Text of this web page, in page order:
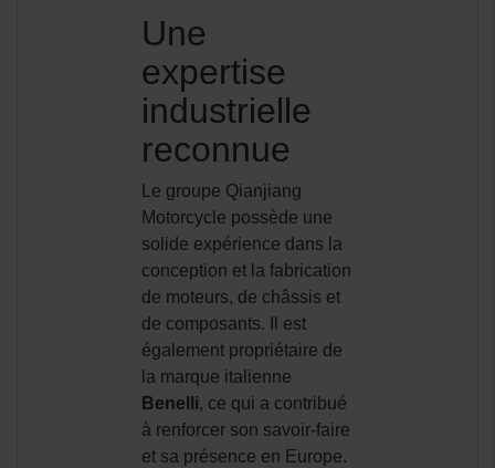
Une
expertise
industrielle
reconnue
Le groupe Qianjiang
Motorcycle possède une
solide expérience dans la
conception et la fabrication
de moteurs, de châssis et
de composants. Il est
également propriétaire de
la marque italienne
Benelli, ce qui a contribué
à renforcer son savoir-faire
et sa présence en Europe.